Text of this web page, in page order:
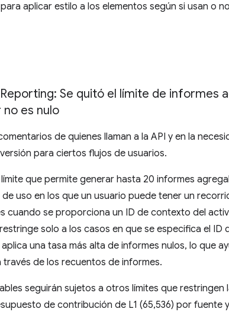
aplicar estilo a los elementos según si usan o
Se quitó el límite de informes
es nulo
de quienes llaman a la API y en la
para ciertos flujos de usuarios.
que permite generar hasta 20 informes
uso en los que un usuario puede tener un
cuando se proporciona un ID de contexto del
solo a los casos en que se especifica el
una tasa más alta de informes nulos, lo que
de los recuentos de informes.
seguirán sujetos a otros límites que
de contribución de L1 (65,536) por fuente